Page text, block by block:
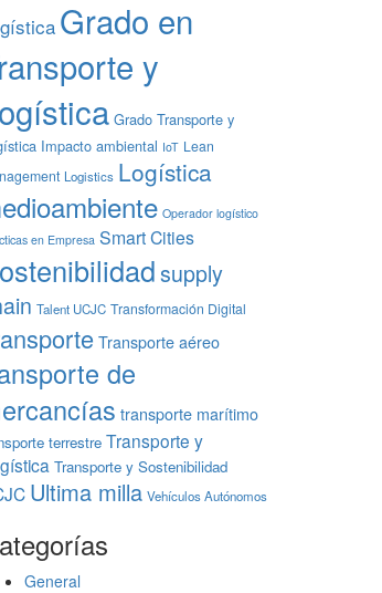
Grado en
y
Grado Transporte y
Impacto ambiental IoT Lean
Logistics Logística
Operador logístico
en Empresa Smart Cities
supply
Talent UCJC Transformación Digital
Transporte aéreo
de
transporte marítimo
terrestre Transporte y
Transporte y Sostenibilidad
Ultima milla Vehículos Autónomos
General